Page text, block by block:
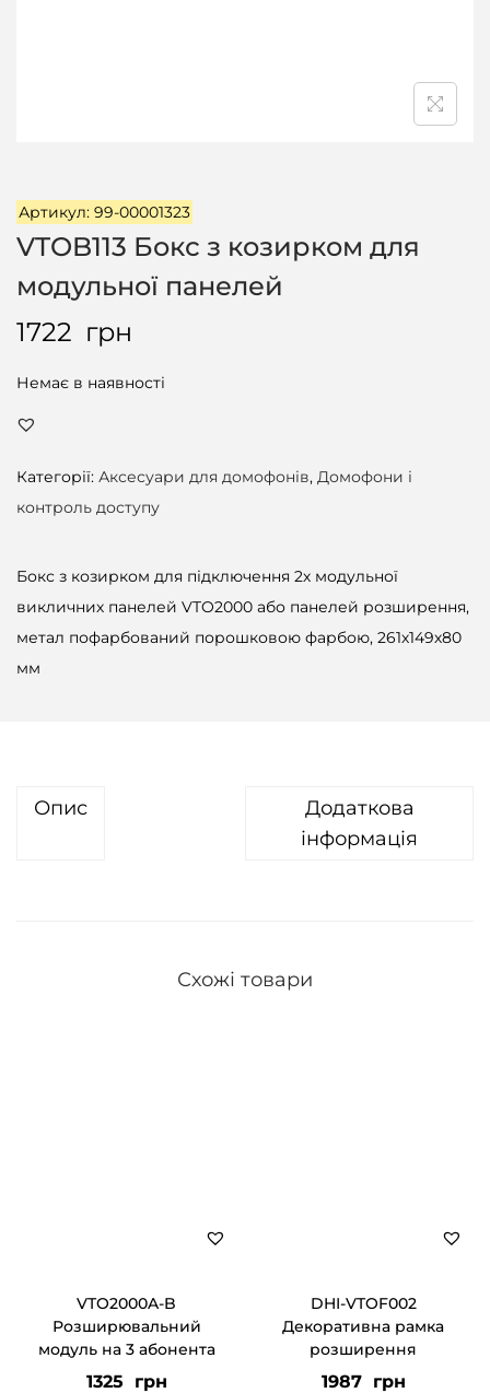
Артикул: 99-00001323
VTOB113 Бокс з козирком для
модульної панелей
1722 грн
Немає в наявності
Категорії: Аксесуари для домофонів, Домофони і
контроль доступу
Бокс з козирком для підключення 2х модульної
викличних панелей VTO2000 або панелей розширення,
метал пофарбований порошковою фарбою, 261х149х80
мм
Опис
Додаткова
інформація
Схожі товари
VTO2000A-B
Розширювальний
модуль на 3 абонента
1325 грн
DHI-VTOF002
Декоративна рамка
розширення
1987 грн